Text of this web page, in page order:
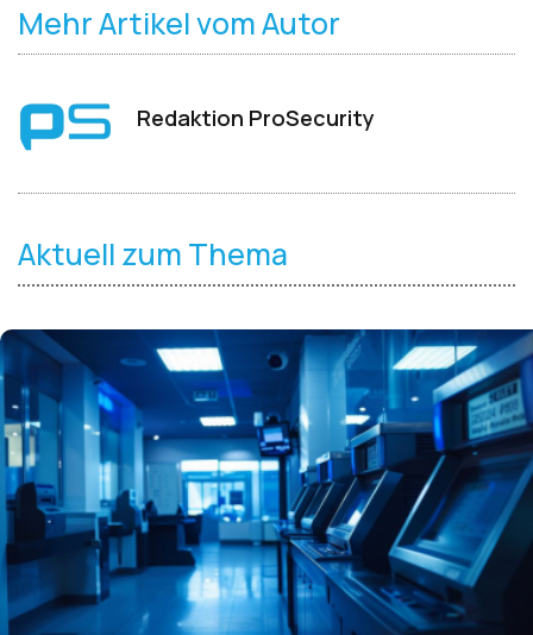
Mehr Artikel vom Autor
Redaktion ProSecurity
Aktuell zum Thema